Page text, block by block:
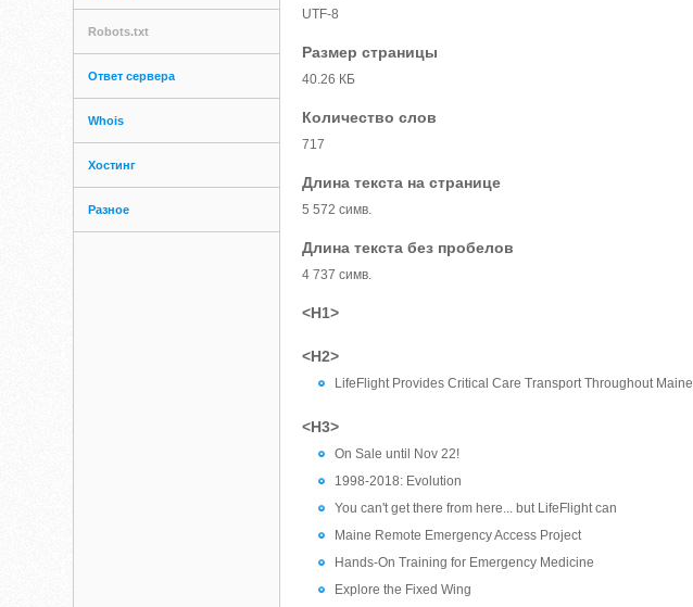
Robots.txt
Ответ сервера
Whois
Хостинг
Разное
UTF-8
Размер страницы
40.26 КБ
Количество слов
717
Длина текста на странице
5 572 симв.
Длина текста без пробелов
4 737 симв.
<H1>
<H2>
LifeFlight Provides Critical Care Transport Throughout Maine
<H3>
On Sale until Nov 22!
1998-2018: Evolution
You can't get there from here... but LifeFlight can
Maine Remote Emergency Access Project
Hands-On Training for Emergency Medicine
Explore the Fixed Wing